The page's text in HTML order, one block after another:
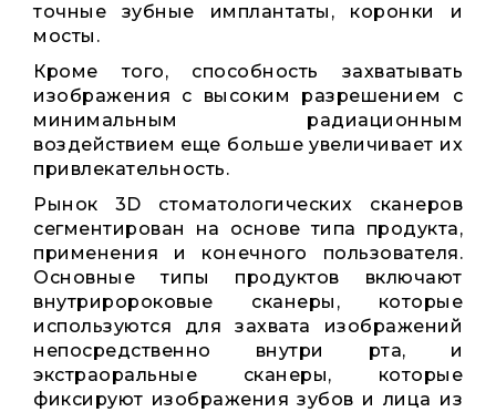
точные зубные имплантаты, коронки и
мосты.
Кроме того, способность захватывать
изображения с высоким разрешением с
минимальным радиационным
воздействием еще больше увеличивает их
привлекательность.
Рынок 3D стоматологических сканеров
сегментирован на основе типа продукта,
применения и конечного пользователя.
Основные типы продуктов включают
внутриророковые сканеры, которые
используются для захвата изображений
непосредственно внутри рта, и
экстраоральные сканеры, которые
фиксируют изображения зубов и лица из